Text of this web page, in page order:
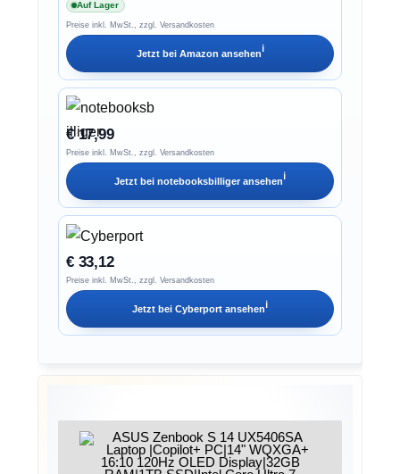
Auf Lager
Preise inkl. MwSt., zzgl. Versandkosten
Jetzt bei Amazon ansehenℹ︎
€ 17,99
Preise inkl. MwSt., zzgl. Versandkosten
Jetzt bei notebooksbilligeransehenℹ︎
€ 33,12
Preise inkl. MwSt., zzgl. Versandkosten
Jetzt bei Cyberport ansehenℹ︎